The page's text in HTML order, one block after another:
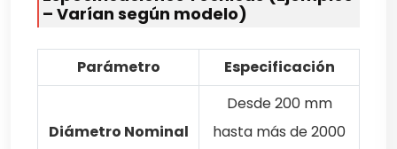
– Varían según modelo)
Parámetro Especificación
Diámetro Nominal
Desde 200 mm
hasta más de 2000